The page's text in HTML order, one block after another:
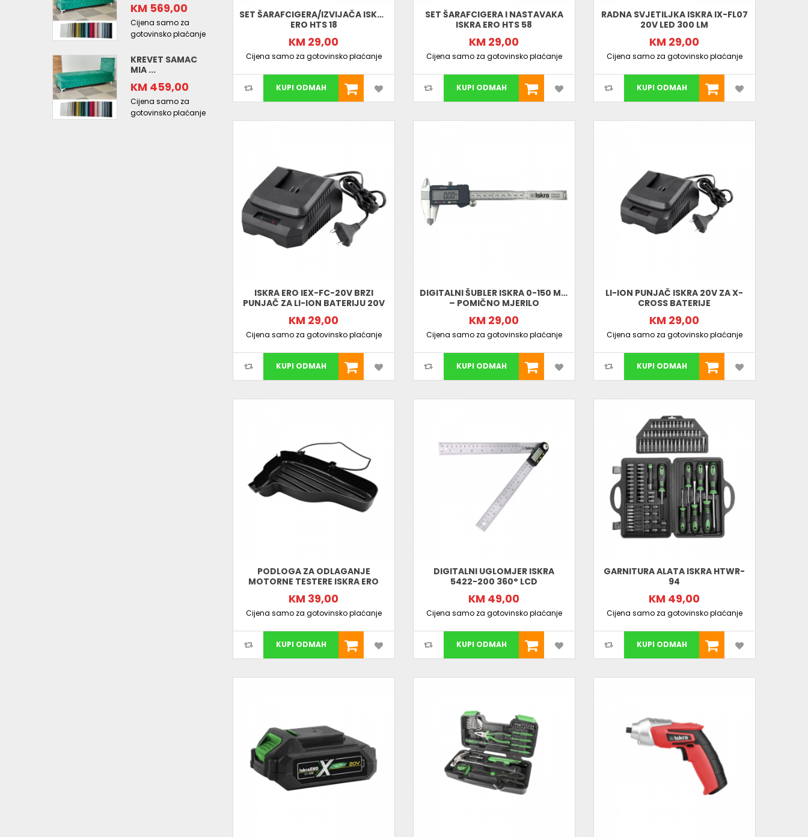
SET ŠARAFCIGERA/IZVIJAČA ISKRA
ERO HTS 18
KM 29,00
Cijena samo za gotovinsko plaćanje
KUPI ODMAH
SET ŠARAFCIGERA I NASTAVAKA
ISKRA ERO HTS 58
KM 29,00
Cijena samo za gotovinsko plaćanje
KUPI ODMAH
RADNA SVJETILJKA ISKRA IX-FL07
20V LED 300 LM
KM 29,00
Cijena samo za gotovinsko plaćanje
KUPI ODMAH
ISKRA ERO IEX-FC-20V BRZI
PUNJAČ ZA LI-ION BATERIJU 20V
KM 29,00
Cijena samo za gotovinsko plaćanje
KUPI ODMAH
DIGITALNI ŠUBLER ISKRA 0-150 MM
– POMIČNO MJERILO
KM 29,00
Cijena samo za gotovinsko plaćanje
KUPI ODMAH
LI-ION PUNJAČ ISKRA 20V ZA X-
CROSS BATERIJE
KM 29,00
Cijena samo za gotovinsko plaćanje
KUPI ODMAH
PODLOGA ZA ODLAGANJE
MOTORNE TESTERE ISKRA ERO
KM 39,00
Cijena samo za gotovinsko plaćanje
KUPI ODMAH
DIGITALNI UGLOMJER ISKRA
5422-200 360° LCD
KM 49,00
Cijena samo za gotovinsko plaćanje
KUPI ODMAH
GARNITURA ALATA ISKRA HTWR-
94
KM 49,00
Cijena samo za gotovinsko plaćanje
KUPI ODMAH
KM 569,00
Cijena samo za
gotovinsko plaćanje
KREVET SAMAC
MIA ...
KM 459,00
Cijena samo za
gotovinsko plaćanje